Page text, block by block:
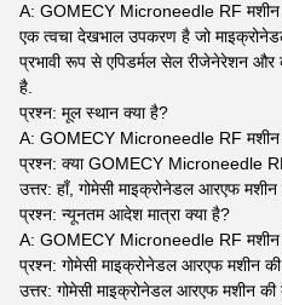
A: GOMECY Microneedle RF
एक त्वचा देखभाल उपकरण है जो
प्रभावी रूप से एपिडर्मल सेल रीजेनेरेशन
है.
प्रश्न: मूल स्थान क्या है?
A: GOMECY Microneedle RF मशीन
प्रश्न: क्या GOMECY Microneedle
उत्तर: हाँ, गोमेसी माइक्रोनेडल आरएफ
प्रश्न: न्यूनतम आदेश मात्रा क्या है?
A: GOMECY Microneedle RF मशीन
प्रश्न: गोमेसी माइक्रोनेडल आरएफ मशीन की
उत्तर: गोमेसी माइक्रोनेडल आरएफ मशीन